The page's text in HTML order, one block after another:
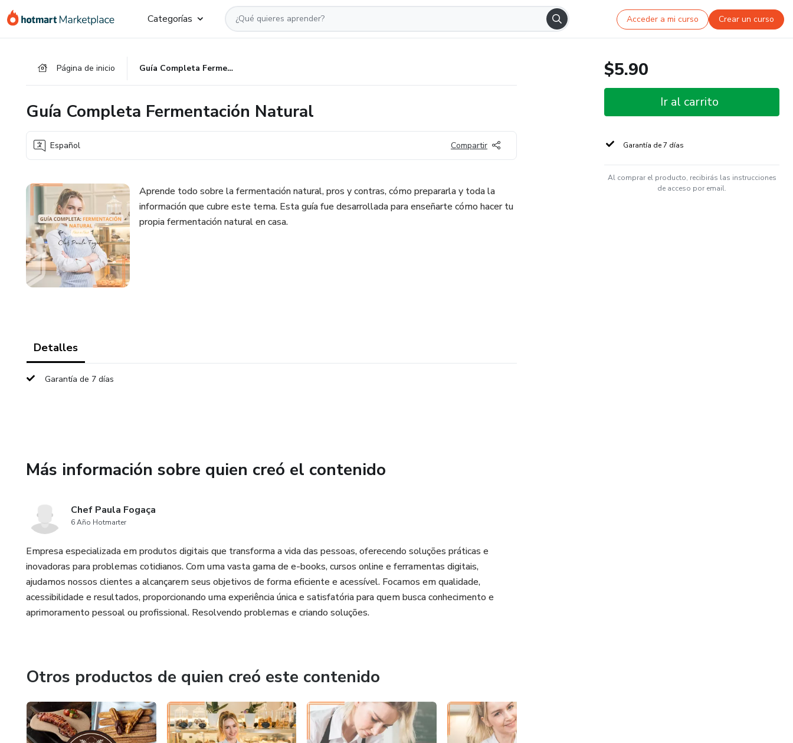
Categorías Acceder a mi curso Crear un curso
Página de inicio Guía Completa Fermentación Natural
Guía Completa Fermentación Natural
Español Compartir
Aprende todo sobre la fermentación natural, pros y contras, cómo prepararla y toda la
información que cubre este tema. Esta guía fue desarrollada para enseñarte cómo hacer tu
propia fermentación natural en casa.
Detalles
Garantía de 7 días
Más información sobre quien creó el contenido
Chef Paula Fogaça
6 Año Hotmarter
Empresa especializada em produtos digitais que transforma a vida das pessoas, oferecendo soluções práticas e
inovadoras para problemas cotidianos. Com uma vasta gama de e-books, cursos online e ferramentas digitais,
ajudamos nossos clientes a alcançarem seus objetivos de forma eficiente e acessível. Focamos em qualidade,
acessibilidade e resultados, proporcionando uma experiência única e satisfatória para quem busca conhecimento e
aprimoramento pessoal ou profissional. Resolvendo problemas e criando soluções.
Otros productos de quien creó este contenido
$5.90
Ir al carrito
Garantía de 7 días
Al comprar el producto, recibirás las instrucciones
de acceso por email.